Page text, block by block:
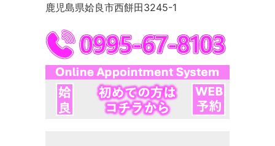
鹿児島県姶良市西餅田3245-1